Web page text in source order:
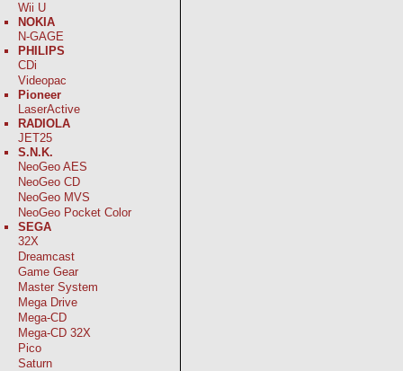
Wii U
NOKIA
N-GAGE
PHILIPS
CDi
Videopac
Pioneer
LaserActive
RADIOLA
JET25
S.N.K.
NeoGeo AES
NeoGeo CD
NeoGeo MVS
NeoGeo Pocket Color
SEGA
32X
Dreamcast
Game Gear
Master System
Mega Drive
Mega-CD
Mega-CD 32X
Pico
Saturn